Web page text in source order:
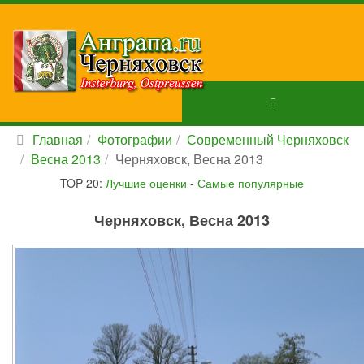
Главная Фотографии
Современный Черняховск
Весна 2013
Черняховск, Весна 2013
TOP 20: Лучшие оценки - Самые популярные
Черняховск, Весна 2013